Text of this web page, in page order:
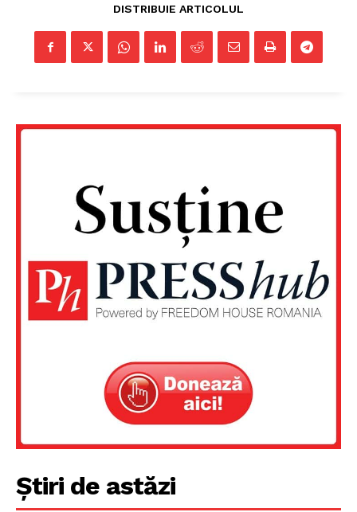
DISTRIBUIE ARTICOLUL
Știri de astăzi